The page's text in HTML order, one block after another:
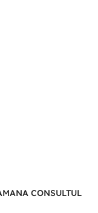
CONSULTUL